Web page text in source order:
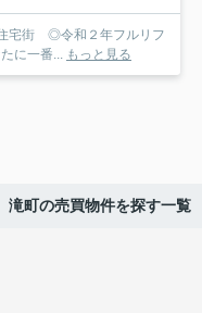
街 ◎令和２年フルリフ
なたに一番... もっと見る
滝町の売買物件を探す一覧